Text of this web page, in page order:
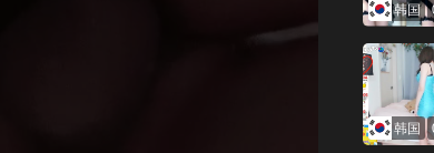
韩国
韩国